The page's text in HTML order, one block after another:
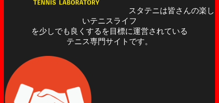
スタテニは皆さんの楽し
いテニスライフ
を少しでも良くするを目標に運営されている
テニス専門サイトです。